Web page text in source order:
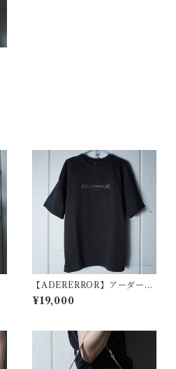
【ADERERROR】アーダーエ
ラー 未使用品 ロゴ刺繍Tシャ
ツ black
¥19,000